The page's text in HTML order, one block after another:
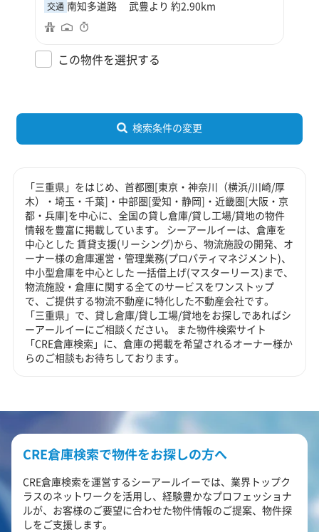
交通 南知多道路 武豊より 約2.90km
この物件を選択する
検索条件の変更
「三重県」をはじめ、首都圏[東京・神奈川（横浜/川崎/厚
木）・埼玉・千葉]・中部圏[愛知・静岡]・近畿圏[大阪・京
都・兵庫]を中心に、全国の貸し倉庫/貸し工場/貸地の物件
情報を豊富に掲載しています。 シーアールイーは、倉庫を
中心とした 賃貸支援(リーシング)から、物流施設の開発、オ
ーナー様の倉庫運営・管理業務(プロパティマネジメント)、
中小型倉庫を中心とした 一括借上げ(マスターリース)まで、
物流施設・倉庫に関する全てのサービスをワンストップ
で、ご提供する物流不動産に特化した不動産会社です。
「三重県」で、貸し倉庫/貸し工場/貸地をお探しであればシ
ーアールイーにご相談ください。 また物件検索サイト
「CRE倉庫検索」に、倉庫の掲載を希望されるオーナー様か
らのご相談もお待ちしております。
CRE倉庫検索で物件をお探しの方へ
CRE倉庫検索を運営するシーアールイーでは、業界トップク
ラスのネットワークを活用し、経験豊かなプロフェッショナ
ルが、お客様のご要望に合わせた物件情報のご提案、物件探
しをご支援します。